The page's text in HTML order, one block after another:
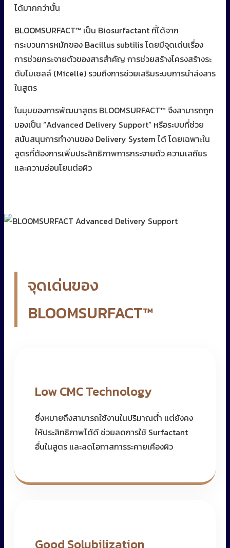
ได้มากกว่านั้น
BLOOMSURFACT™ เป็น Biosurfactant ที่ได้จาก
กระบวนการหมักของ Bacillus subtilis โดยมีจุดเด่นเรื่อง
การช่วยกระจายตัวของสารสำคัญ การช่วยสร้างโครงสร้างระ
ดับไมเซลล์ (Micelle) รวมถึงการช่วยเสริมระบบการนำส่งสาร
ในสูตร
ในมุมของการพัฒนาสูตร BLOOMSURFACT™ จึงสามารถถูก
มองเป็น “Advanced Delivery Support” หรือระบบที่ช่วย
สนับสนุนการทำงานของ Delivery System ได้ โดยเฉพาะใน
สูตรที่ต้องการเพิ่มประสิทธิภาพการกระจายตัว ความเสถียร
และความอ่อนโยนต่อผิว
จุดเด่นของ
BLOOMSURFACT™
Low CMC Technology
ซึ่งหมายถึงสามารถใช้งานในปริมาณต่ำ แต่ยังคง
ให้ประสิทธิภาพได้ดี ช่วยลดการใช้ Surfactant
อื่นในสูตร และลดโอกาสการระคายเคืองผิว
Good Solubilization